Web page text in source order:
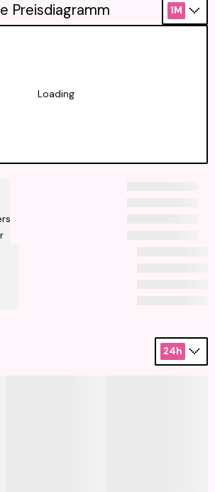
Preisdiagramm 1M
Loading
24h